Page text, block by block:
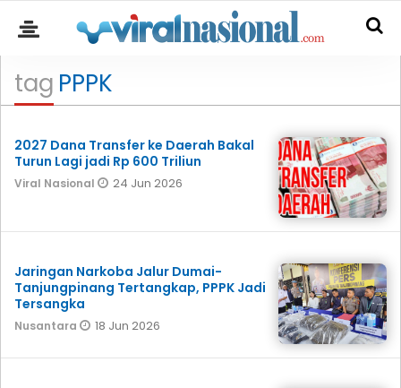
tag PPPK
2027 Dana Transfer ke Daerah Bakal
Turun Lagi jadi Rp 600 Triliun
Viral Nasional 24 Jun 2026
Jaringan Narkoba Jalur Dumai-
Tanjungpinang Tertangkap, PPPK Jadi
Tersangka
Nusantara 18 Jun 2026